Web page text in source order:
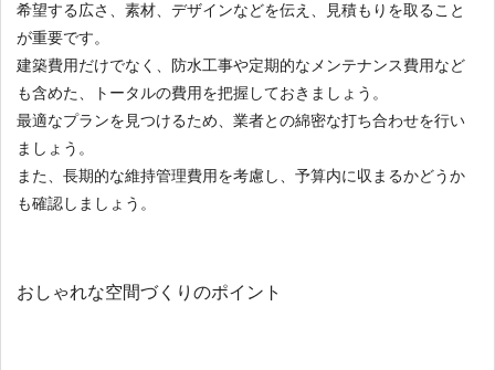
希望する広さ、素材、デザインなどを伝え、見積もりを取ること
が重要です。
建築費用だけでなく、防水工事や定期的なメンテナンス費用など
も含めた、トータルの費用を把握しておきましょう。
最適なプランを見つけるため、業者との綿密な打ち合わせを行い
ましょう。
また、長期的な維持管理費用を考慮し、予算内に収まるかどうか
も確認しましょう。
おしゃれな空間づくりのポイント